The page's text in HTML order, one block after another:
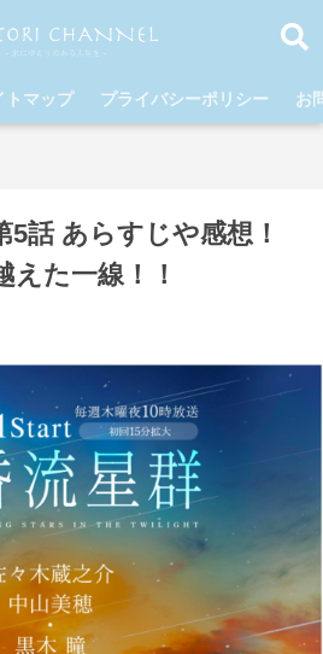
トマップ プライバシーポリシー お
5話 あらすじや感想！
えた一線！！